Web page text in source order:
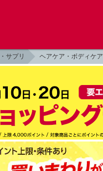
サプリ ヘアケア・ボディケア